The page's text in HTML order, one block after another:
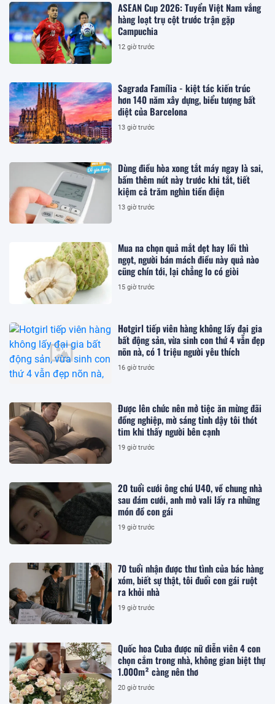
ASEAN Cup 2026: Tuyển Việt Nam vắng
hàng loạt trụ cột trước trận gặp
Campuchia
12 giờ trước
Sagrada Família - kiệt tác kiến trúc
hơn 140 năm xây dựng, biểu tượng bất
diệt của Barcelona
13 giờ trước
Dùng điều hòa xong tắt máy ngay là sai,
bấm thêm nút này trước khi tắt, tiết
kiệm cả trăm nghìn tiền điện
13 giờ trước
Mua na chọn quả mắt dẹt hay lồi thì
ngọt, người bán mách điều này quả nào
cũng chín tới, lại chẳng lo có giòi
15 giờ trước
Hotgirl tiếp viên hàng không lấy đại gia
bất động sản, vừa sinh con thứ 4 vẫn đẹp
nõn nà, có 1 triệu người yêu thích
16 giờ trước
Được lên chức nên mở tiệc ăn mừng đãi
đồng nghiệp, mờ sáng tỉnh dậy tôi thót
tim khi thấy người bên cạnh
19 giờ trước
20 tuổi cưới ông chú U40, về chung nhà
sau đám cưới, anh mở vali lấy ra những
món đồ con gái
19 giờ trước
70 tuổi nhận được thư tình của bác hàng
xóm, biết sự thật, tôi đuổi con gái ruột
ra khỏi nhà
19 giờ trước
Quốc hoa Cuba được nữ diễn viên 4 con
chọn cắm trong nhà, không gian biệt thự
1.000m² càng nên thơ
20 giờ trước